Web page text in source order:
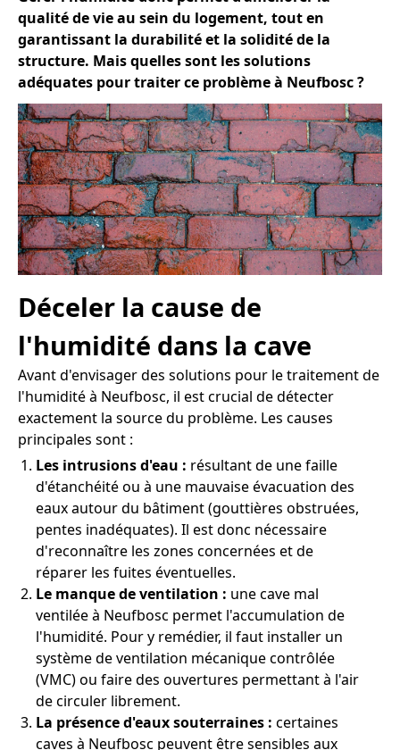
qualité de vie au sein du logement, tout en
garantissant la durabilité et la solidité de la
structure. Mais quelles sont les solutions
adéquates pour traiter ce problème à Neufbosc ?
Déceler la cause de
l'humidité dans la cave
Avant d'envisager des solutions pour le traitement de
l'humidité à Neufbosc, il est crucial de détecter
exactement la source du problème. Les causes
principales sont :
Les intrusions d'eau : résultant de une faille
d'étanchéité ou à une mauvaise évacuation des
eaux autour du bâtiment (gouttières obstruées,
pentes inadéquates). Il est donc nécessaire
d'reconnaître les zones concernées et de
réparer les fuites éventuelles.
Le manque de ventilation : une cave mal
ventilée à Neufbosc permet l'accumulation de
l'humidité. Pour y remédier, il faut installer un
système de ventilation mécanique contrôlée
(VMC) ou faire des ouvertures permettant à l'air
de circuler librement.
La présence d'eaux souterraines : certaines
caves à Neufbosc peuvent être sensibles aux